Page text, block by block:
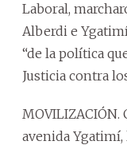
Laboral,
Alberdi e
“de la política
Justicia contra
MOVILIZACIÓN.
avenida